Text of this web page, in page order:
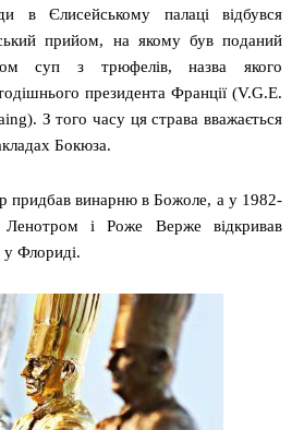
в Єлисейському палаці відбувся
прийом, на якому був поданий
суп з трюфелів, назва якого
тодішнього президента Франції (V.G.E.
З того часу ця страва вважається
Бокюза.
придбав винарню в Божоле, а у 1982-
і Роже Верже відкривав
у Флориді.